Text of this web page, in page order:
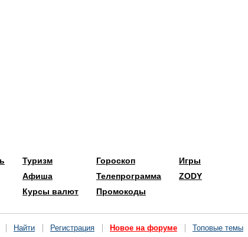
Туризм
Афиша
Курсы валют
Гороскоп
Телепрограмма
Промокоды
Игры
ZODY
Найти Регистрация Новое на форуме Топовые темы